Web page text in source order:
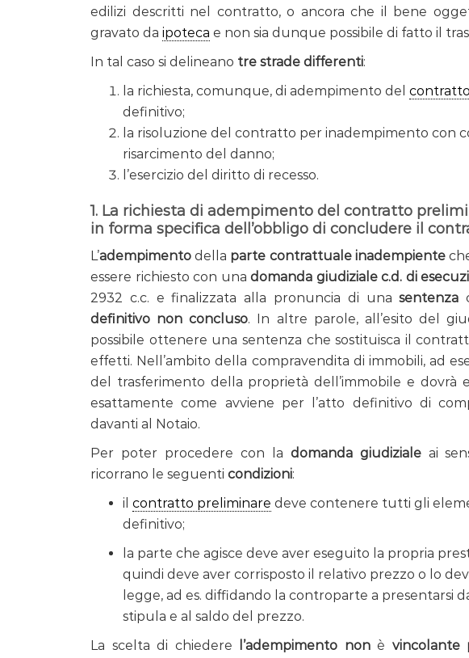
edilizi descritti nel contratto, o ancora che il bene
gravato da ipoteca e non sia dunque possibile di fatto il
In tal caso si delineano tre strade differenti:
la richiesta, comunque, di adempimento del
definitivo;
la risoluzione del contratto per inadempimento con
risarcimento del danno;
l’esercizio del diritto di recesso.
1. La richiesta di adempimento del contratto
in forma specifica dell’obbligo di concludere il
L’adempimento della parte contrattuale inadempiente
essere richiesto con unadomanda giudiziale c.d. di
2932 c.c. e finalizzata alla pronuncia di unasentenza
definitivo non concluso. In altre parole, all’esito del
possibile ottenere una sentenza che sostituisca il
effetti. Nell’ambito della compravendita di immobili, ad
del trasferimento della proprietà dell’immobile e dovrà
esattamente come avviene per l’atto definitivo di
davanti al Notaio.
Per poter procedere con la domanda giudizialeai
ricorrano le seguenti condizioni:
il contratto preliminare deve contenere tutti gli
definitivo;
la parte che agisce deve aver eseguito la propria
quindi deve aver corrisposto il relativo prezzo o lo
legge, ad es. diffidando la controparte a presentarsi
stipula e al saldo del prezzo.
La scelta di chiedere
l’adempimento nonè